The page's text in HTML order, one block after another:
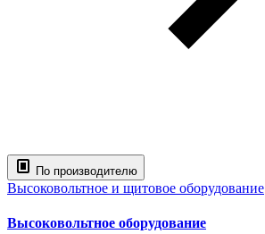
По производителю
Высоковольтное и щитовое оборудование
Высоковольтное оборудование